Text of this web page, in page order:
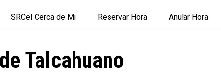
SRCeI Cerca de Mi Reservar Hora Anular Hora
Talcahuano